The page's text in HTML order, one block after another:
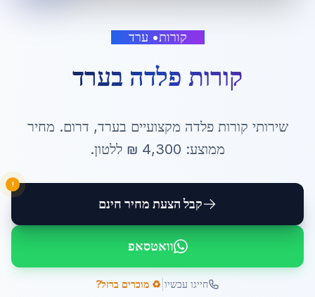
קורות• ערד
קורות פלדה בערד
שירותי קורות פלדה מקצועיים בערד, דרום. מחיר
ממוצע: 4,300 ₪ ללטון.
קבל הצעת מחיר חינם
!
וואטסאפ
חייגו עכשיו ♻️ מוכרים ברזל?